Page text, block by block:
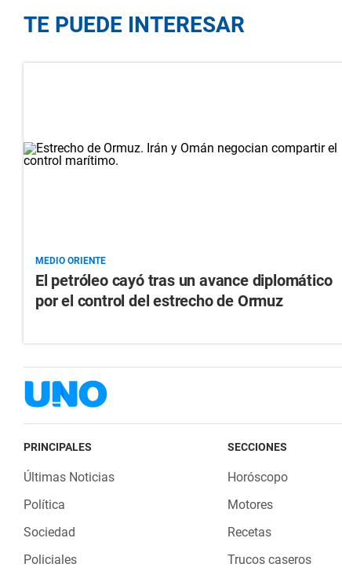
TE PUEDE INTERESAR
MEDIO ORIENTE
El petróleo cayó tras un avance diplomático
por el control del estrecho de Ormuz
PRINCIPALES
Últimas Noticias
Política
Sociedad
Policiales
SECCIONES
Horóscopo
Motores
Recetas
Trucos caseros